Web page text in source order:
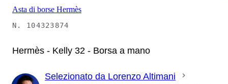
Asta di borse Hermès
N. 104323874
Hermès - Kelly 32 - Borsa a mano
Selezionato da Lorenzo Altimani